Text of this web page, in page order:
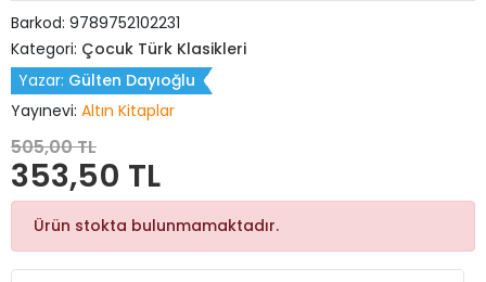
Barkod: 9789752102231
Kategori: Çocuk Türk Klasikleri
Yazar: Gülten Dayıoğlu
Yayınevi: Altın Kitaplar
505,00 TL
353,50 TL
Ürün stokta bulunmamaktadır.